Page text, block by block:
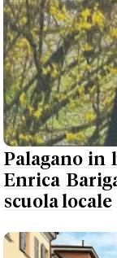
Palagano in
Enrica
scuola locale